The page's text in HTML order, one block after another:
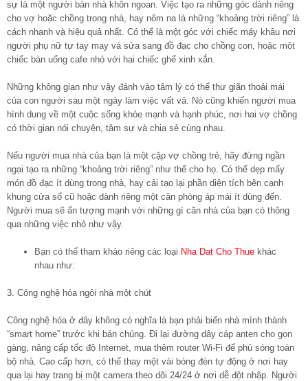
sự là một người bán nhà khôn ngoan. Việc tạo ra những góc dành riêng
cho vợ hoặc chồng trong nhà, hay nôm na là những “khoảng trời riêng” là
cách nhanh và hiệu quả nhất. Có thể là một góc với chiếc máy khâu nơi
người phụ nữ tự tay may vá sửa sang đồ đạc cho chồng con, hoặc một
chiếc bàn uống cafe nhỏ với hai chiếc ghế xinh xắn.
Những không gian như vậy đánh vào tâm lý có thể thư giãn thoải mái
của con người sau một ngày làm việc vất vả. Nó cũng khiến người mua
hình dung về một cuộc sống khỏe mạnh và hạnh phúc, nơi hai vợ chồng
có thời gian nói chuyện, tâm sự và chia sẻ cùng nhau.
Nếu người mua nhà của bạn là một cặp vợ chồng trẻ, hãy đừng ngần
ngại tạo ra những “khoảng trời riêng” như thế cho họ. Có thể dẹp mấy
món đồ đạc ít dùng trong nhà, hay cải tạo lại phần diện tích bên cạnh
khung cửa sổ cũ hoặc dành riêng một căn phòng áp mái ít dùng đến.
Người mua sẽ ấn tượng mạnh với những gì căn nhà của bạn có thông
qua những việc nhỏ như vậy.
Bạn có thể tham khảo riêng các loại Nha Dat Cho Thue khác
nhau như:
3. Công nghệ hóa ngôi nhà một chút
Công nghệ hóa ở đây không có nghĩa là bạn phải biến nhà mình thành
“smart home” trước khi bán chúng. Đi lại đường dây cáp anten cho gọn
gàng, nâng cấp tốc độ Internet, mua thêm router Wi-Fi để phủ sóng toàn
bộ nhà. Cao cấp hơn, có thể thay một vài bóng đèn tự động ở nơi hay
qua lại hay trang bị một camera theo dõi 24/24 ở nơi dễ đột nhập. Người